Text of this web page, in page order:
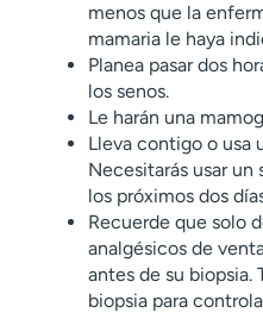
menos que la
mamaria le haya
Planea pasar dos
los senos.
Le harán una
Lleva contigo o usa
Necesitarás usar
los próximos dos
Recuerde que solo
analgésicos de
antes de su biopsia.
biopsia para